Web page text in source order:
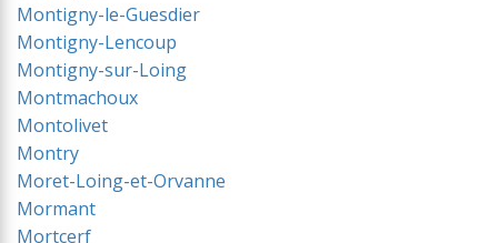
Montigny-le-Guesdier
Montigny-Lencoup
Montigny-sur-Loing
Montmachoux
Montolivet
Montry
Moret-Loing-et-Orvanne
Mormant
Mortcerf